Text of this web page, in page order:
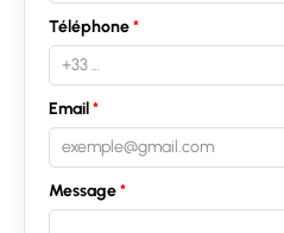
Téléphone
Email
Message